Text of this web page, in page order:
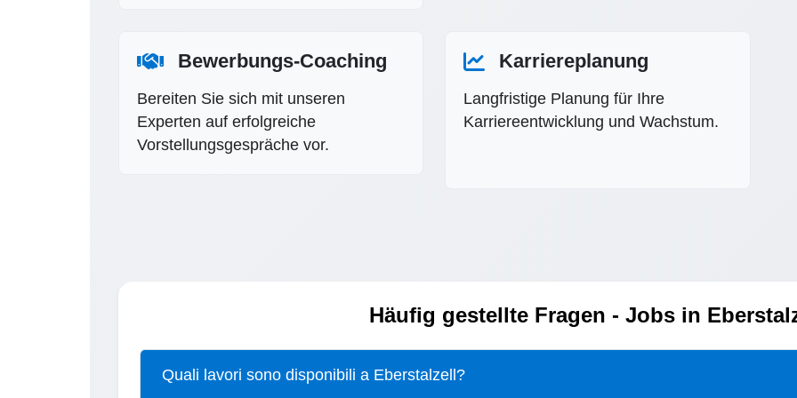
Bewerbungs-Coaching
Bereiten Sie sich mit unseren
Experten auf erfolgreiche
Vorstellungsgespräche vor.
Karriereplanung
Langfristige Planung für Ihre
Karriereentwicklung und Wachstum.
Häufig gestellte Fragen - Jobs in
Quali lavori sono disponibili a Eberstalzell?